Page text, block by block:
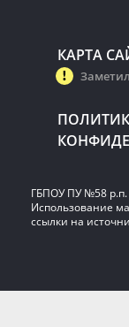
КАРТА
ГБПОУ ПУ №58
Использование
ссылки на